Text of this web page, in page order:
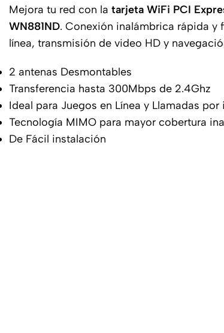
Mejora tu red con la tarjeta WiFi PCI
WN881ND. Conexión inalámbrica rápida y
línea, transmisión de video HD y
2 antenas Desmontables
Transferencia hasta 300Mbps de 2.4Ghz
Ideal para Juegos en Línea y Llamadas por
Tecnología MIMO para mayor cobertura
De Fácil instalación